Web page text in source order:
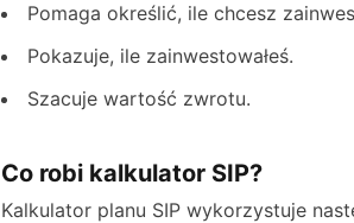
Pomaga określić, ile chcesz
Pokazuje, ile zainwestowałeś.
Szacuje wartość zwrotu.
Co robi kalkulator SIP?
Kalkulator planu SIP wykorzystuje